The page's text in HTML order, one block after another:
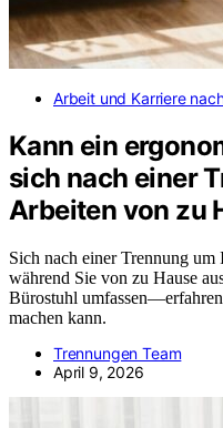
Arbeit und Karriere
Kann ein
sich nach einer
Arbeiten von zu
Sich nach einer Trennung
während Sie von zu Hause
Bürostuhl
machen kann.
Trennungen Team
April 9, 2026